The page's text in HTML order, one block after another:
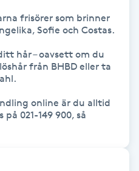
frisörer som brinner
Sofie och Costas.
hår – oavsett om du
från BHBD eller ta
online är du alltid
021-149 900, så